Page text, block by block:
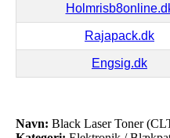
Rajapack.dk
Engsig.dk
Navn: Black Laser Toner